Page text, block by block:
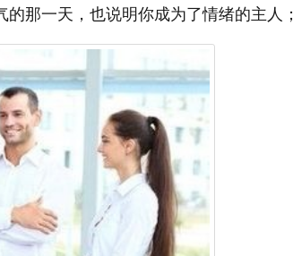
那一天，也说明你成为了情绪的主人；